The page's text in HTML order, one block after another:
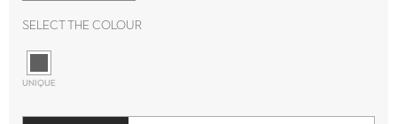
Select the colour
UNIQUE